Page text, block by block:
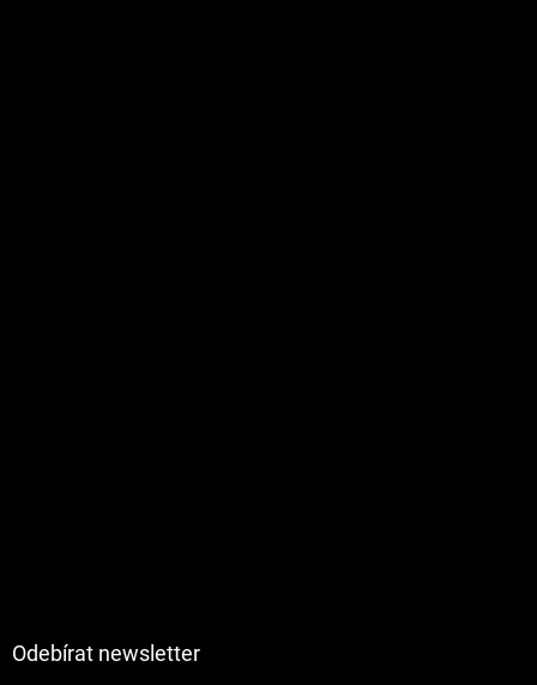
Odebírat newsletter